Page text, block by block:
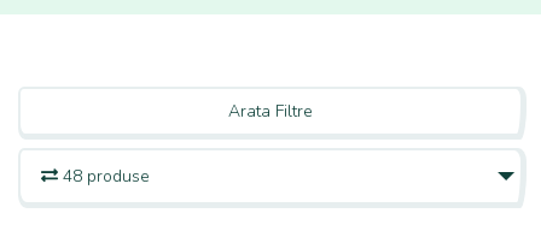
Arata Filtre
48 produse